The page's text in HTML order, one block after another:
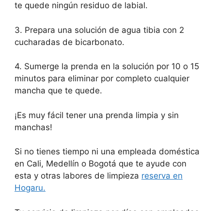
te quede ningún residuo de labial.
3. Prepara una solución de agua tibia con 2
cucharadas de bicarbonato.
4. Sumerge la prenda en la solución por 10 o 15
minutos para eliminar por completo cualquier
mancha que te quede.
¡Es muy fácil tener una prenda limpia y sin
manchas!
Si no tienes tiempo ni una empleada doméstica
en Cali, Medellín o Bogotá que te ayude con
esta y otras labores de limpieza reserva en
Hogaru.